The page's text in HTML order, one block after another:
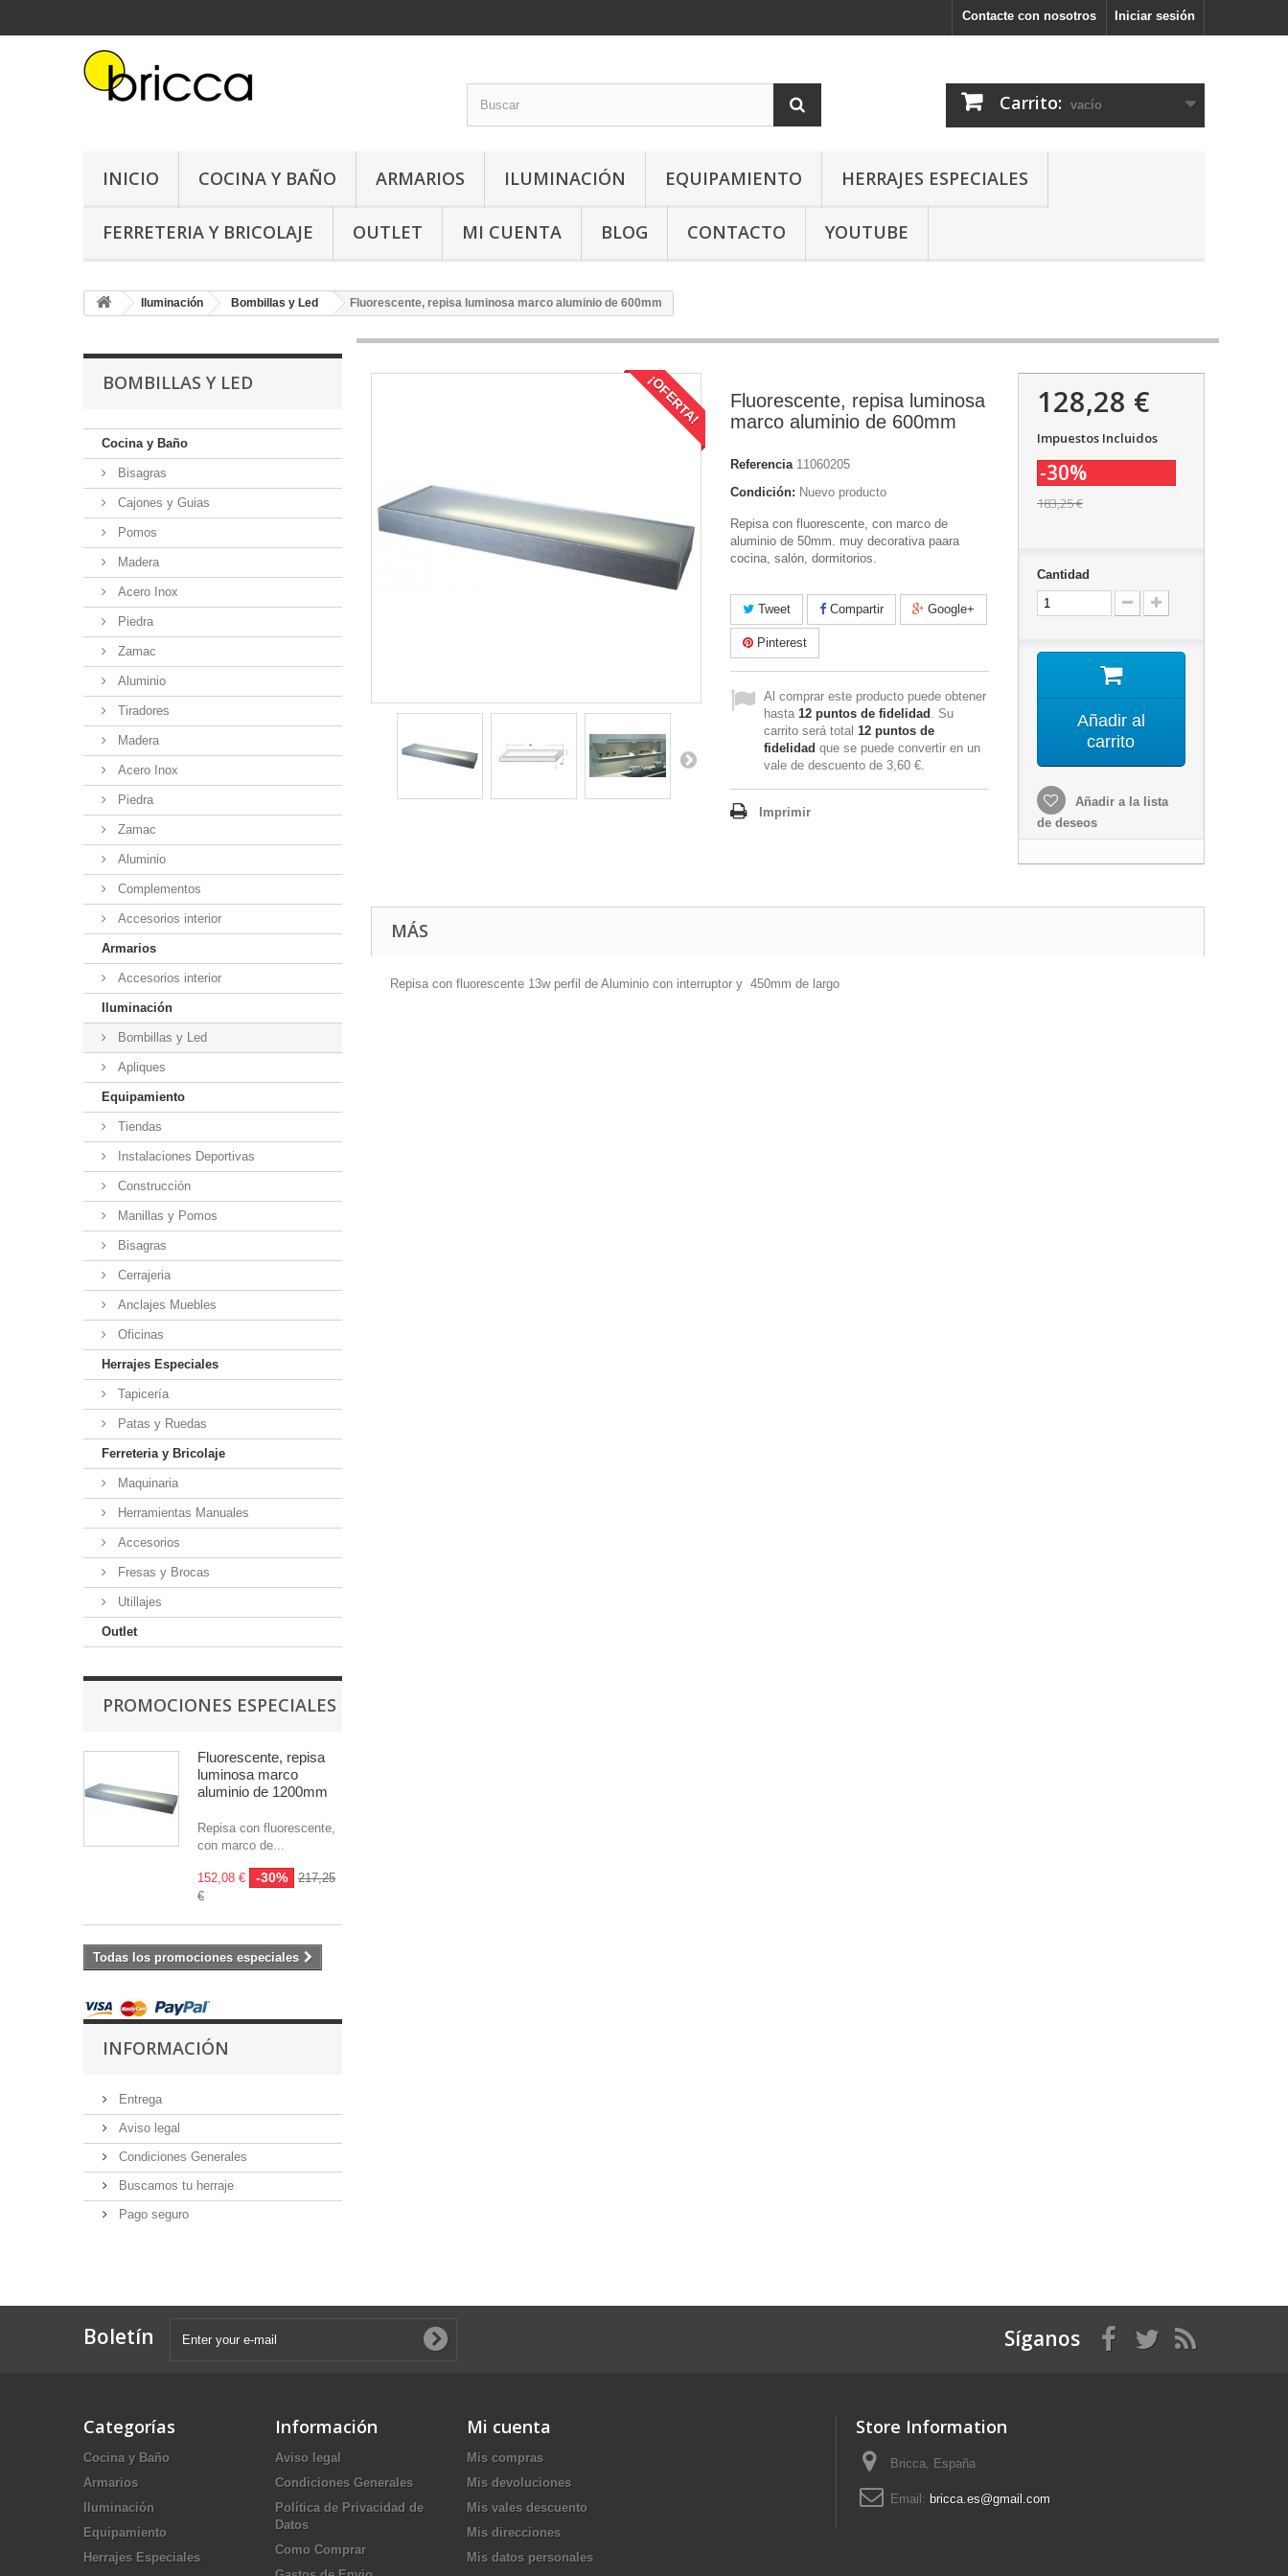
Iniciar sesión
Contacte con nosotros
Carrito: vacío
INICIO COCINA Y BAÑO ARMARIOS ILUMINACIÓN EQUIPAMIENTO HERRAJES ESPECIALES
FERRETERIA Y BRICOLAJE OUTLET MI CUENTA BLOG CONTACTO YOUTUBE
Iluminación Bombillas y Led Fluorescente, repisa luminosa marco aluminio de 600mm
BOMBILLAS Y LED
Cocina y Baño
Bisagras
Cajones y Guias
Pomos
Madera
Acero Inox
Piedra
Zamac
Aluminio
Tiradores
Madera
Acero Inox
Piedra
Zamac
Aluminio
Complementos
Accesorios interior
Armarios
Accesorios interior
Iluminación
Bombillas y Led
Apliques
Equipamiento
Tiendas
Instalaciones Deportivas
Construcción
Manillas y Pomos
Bisagras
Cerrajeria
Anclajes Muebles
Oficinas
Herrajes Especiales
Tapicería
Patas y Ruedas
Ferreteria y Bricolaje
Maquinaria
Herramientas Manuales
Accesorios
Fresas y Brocas
Utillajes
Outlet
PROMOCIONES ESPECIALES
Fluorescente, repisa
luminosa marco
aluminio de 1200mm
Repisa con fluorescente,
con marco de...
152,08 € -30%
217,25
€
Todas los promociones especiales
INFORMACIÓN
Entrega
Aviso legal
Condiciones Generales
Buscamos tu herraje
Pago seguro
¡OFERTA!
Fluorescente, repisa luminosa
marco aluminio de 600mm
Referencia 11060205
Condición: Nuevo producto
Repisa con fluorescente, con marco de
aluminio de 50mm. muy decorativa paara
cocina, salón, dormitorios.
Tweet Compartir Google+
Pinterest
Al comprar este producto puede obtener
hasta 12 puntos de fidelidad . Su
carrito será total 12 puntos de
fidelidad que se puede convertir en un
vale de descuento de 3,60 €.
Imprimir
128,28 €
Impuestos Incluidos
-30%
183,25 €
Cantidad
Añadir al
carrito
Añadir a la lista
de deseos
MÁS
Repisa con fluorescente 13w perfil de Aluminio con interruptor y 450mm de largo
Boletín Síganos
Categorías
Cocina y Baño
Armarios
Iluminación
Equipamiento
Herrajes Especiales
Información
Aviso legal
Condiciones Generales
Política de Privacidad de
Datos
Como Comprar
Mi cuenta
Mis compras
Mis devoluciones
Mis vales descuento
Mis direcciones
Mis datos personales
Store Information
Bricca, España
Email: bricca.es@gmail.com